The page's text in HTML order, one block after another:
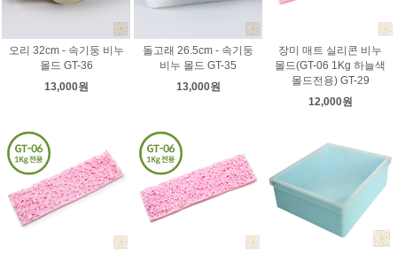
오리 32cm - 속기둥 비누
몰드 GT-36
13,000원
돌고래 26.5cm - 속기둥
비누 몰드 GT-35
13,000원
장미 매트 실리콘 비누
몰드(GT-06 1Kg 하늘색
몰드전용) GT-29
12,000원